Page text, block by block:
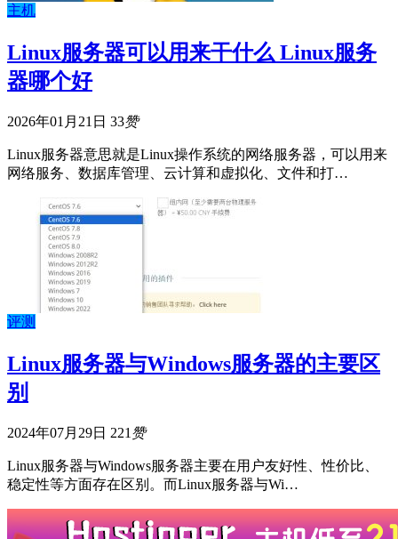
主机
Linux服务器可以用来干什么 Linux服务
器哪个好
2026年01月21日 33赞
Linux服务器意思就是Linux操作系统的网络服务器，可以用来
网络服务、数据库管理、云计算和虚拟化、文件和打…
评测
Linux服务器与Windows服务器的主要区
别
2024年07月29日 221 赞
Linux服务器与Windows服务器主要在用户友好性、性价比、
稳定性等方面存在区别。而Linux服务器与Wi…